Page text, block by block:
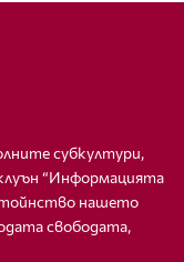
субкултури,
“Информацията
нашето
свободата,